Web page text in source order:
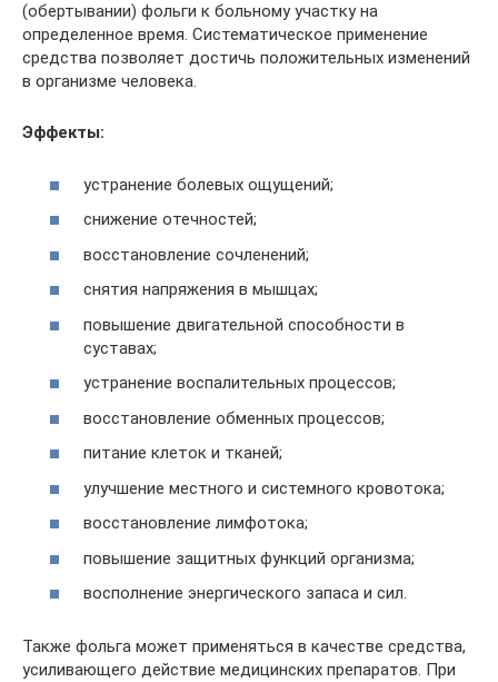
(обертывании) фольги к больному участку на
определенное время. Систематическое применение
средства позволяет достичь положительных изменений
в организме человека.
Эффекты:
устранение болевых ощущений;
снижение отечностей;
восстановление сочленений;
снятия напряжения в мышцах;
повышение двигательной способности в
суставах;
устранение воспалительных процессов;
восстановление обменных процессов;
питание клеток и тканей;
улучшение местного и системного кровотока;
восстановление лимфотока;
повышение защитных функций организма;
восполнение энергического запаса и сил.
Также фольга может применяться в качестве средства,
усиливающего действие медицинских препаратов. При